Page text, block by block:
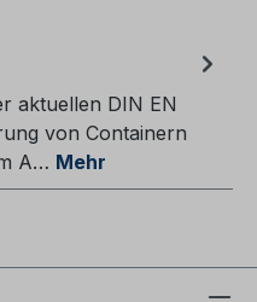
aktuellen DIN EN
von Containern
A… Mehr